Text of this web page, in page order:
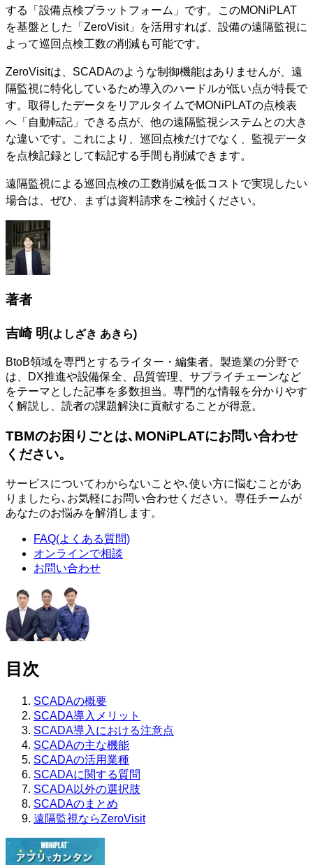
する「設備点検プラットフォーム」です。このMONiPLAT
を基盤とした「ZeroVisit」を活用すれば、設備の遠隔監視に
よって巡回点検工数の削減も可能です。
ZeroVisitは、SCADAのような制御機能はありませんが、遠
隔監視に特化しているため導入のハードルが低い点が特長で
す。取得したデータをリアルタイムでMONiPLATの点検表
へ「自動転記」できる点が、他の遠隔監視システムとの大き
な違いです。これにより、巡回点検だけでなく、監視データ
を点検記録として転記する手間も削減できます。
遠隔監視による巡回点検の工数削減を低コストで実現したい
場合は、ぜひ、まずは資料請求をご検討ください。
著者
吉崎 明(よしざき あきら)
BtoB領域を専門とするライター・編集者。製造業の分野で
は、DX推進や設備保全、品質管理、サプライチェーンなど
をテーマとした記事を多数担当。専門的な情報を分かりやす
く解説し、読者の課題解決に貢献することが得意。
TBMのお困りごとは､MONiPLATにお問い合わせ
ください。
サービスについてわからないことや､使い方に悩むことがあ
りましたら､お気軽にお問い合わせください。専任チームが
あなたのお悩みを解消します。
FAQ(よくある質問)
オンラインで相談
お問い合わせ
目次
SCADAの概要
SCADA導入メリット
SCADA導入における注意点
SCADAの主な機能
SCADAの活用業種
SCADAに関する質問
SCADA以外の選択肢
SCADAのまとめ
遠隔監視ならZeroVisit